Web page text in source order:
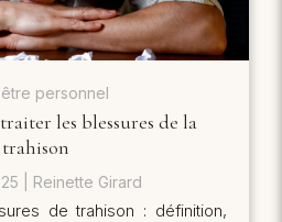
personnel
les blessures de la
trahison
Reinette Girard
de trahison : définition,